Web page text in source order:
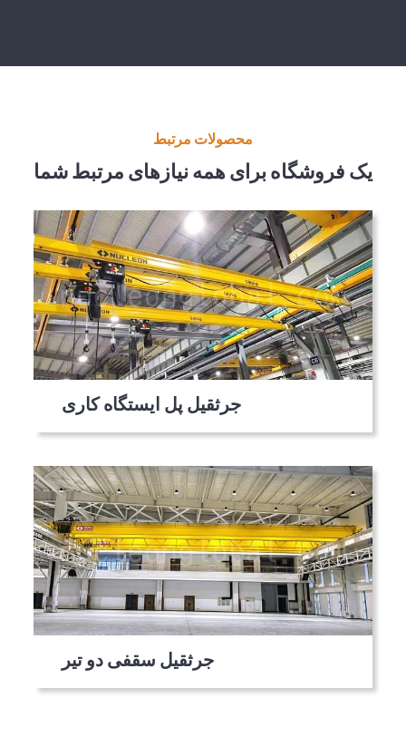
محصولات مرتبط
یک فروشگاه برای همه نیازهای مرتبط شما
جرثقیل پل ایستگاه کاری
جرثقیل سقفی دو تیر